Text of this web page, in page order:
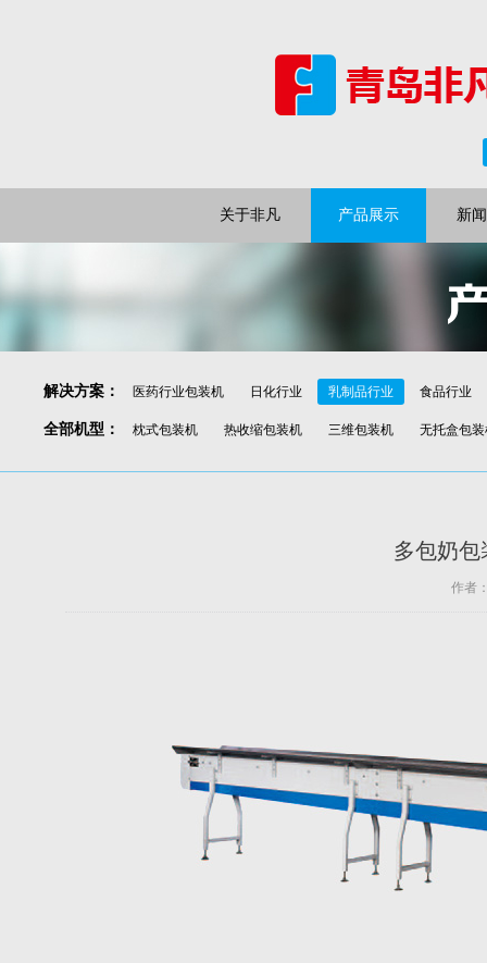
关于非凡 产品展示 新
解决方案 ： 医药行业包装机 日化行业 乳制品行业 食品行业
全部机型 ： 枕式包装机 热收缩包装机 三维包装机 无托盒包
多包奶
作者